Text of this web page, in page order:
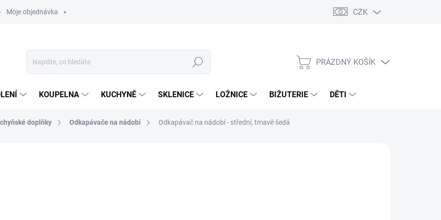
Moje objednávka CZK
Hledat
NÁKUPNÍ
PRÁZDNÝ KOŠÍK
KOUPELNA KUCHYNĚ SKLENICE LOŽNICE BIŽUTERIE DĚTI
doplňky Odkapávače na nádobí Odkapávač na nádobí - střední, tmavě šedá